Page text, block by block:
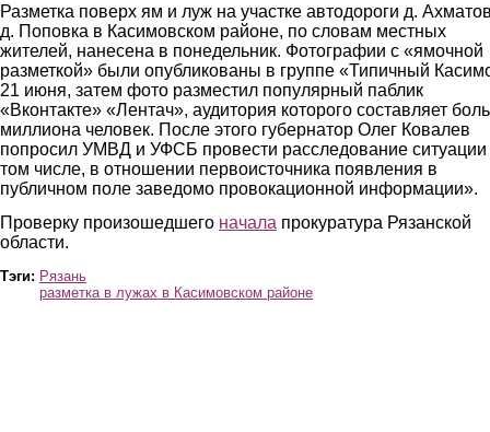
Разметка поверх ям и луж на участке автодороги д.
д. Поповка в Касимовском районе, по словам местных
жителей, нанесена в понедельник. Фотографии с «ямочной
разметкой» были опубликованы в группе «Типичный
21 июня, затем фото разместил популярный паблик
«Вконтакте» «Лентач», аудитория которого составляет
миллиона человек. После этого губернатор Олег Ковалев
попросил УМВД и УФСБ провести расследование ситуации
том числе, в отношении первоисточника появления в
публичном поле заведомо провокационной информации».
Проверку произошедшего начала прокуратура Рязанской
области.
Тэги: Рязань
разметка в лужах в Касимовском районе